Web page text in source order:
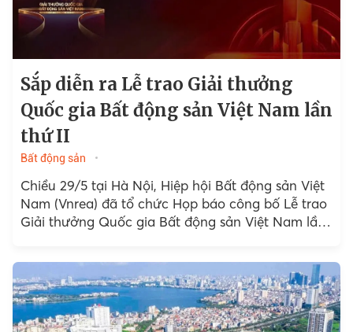
Sắp diễn ra Lễ trao Giải thưởng
Quốc gia Bất động sản Việt Nam lần
thứ II
Bất động sản
Chiều 29/5 tại Hà Nội, Hiệp hội Bất động sản Việt
Nam (Vnrea) đã tổ chức Họp báo công bố Lễ trao
Giải thưởng Quốc gia Bất động sản Việt Nam lần